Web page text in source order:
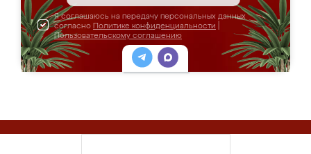
Я соглашаюсь на передачу персональных данных
согласно Политике конфиденциальности
Пользовательскому соглашению